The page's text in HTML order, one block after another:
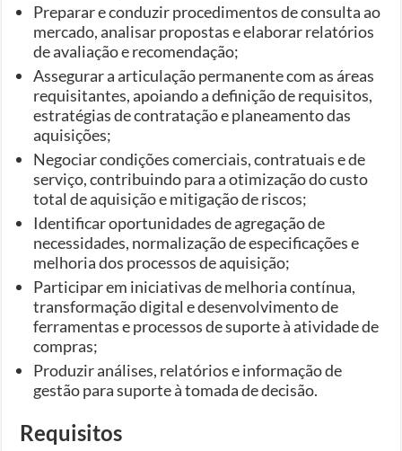
Preparar e conduzir procedimentos de consulta ao
mercado, analisar propostas e elaborar relatórios
de avaliação e recomendação;
Assegurar a articulação permanente com as áreas
requisitantes, apoiando a definição de requisitos,
estratégias de contratação e planeamento das
aquisições;
Negociar condições comerciais, contratuais e de
serviço, contribuindo para a otimização do custo
total de aquisição e mitigação de riscos;
Identificar oportunidades de agregação de
necessidades, normalização de especificações e
melhoria dos processos de aquisição;
Participar em iniciativas de melhoria contínua,
transformação digital e desenvolvimento de
ferramentas e processos de suporte à atividade de
compras;
Produzir análises, relatórios e informação de
gestão para suporte à tomada de decisão.
Requisitos